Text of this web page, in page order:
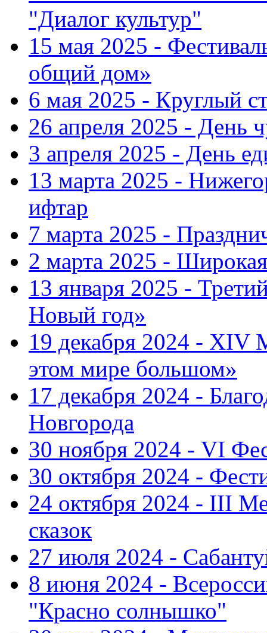
"Диалог культур"
15 мая 2025 -
общий дом»
6 мая 2025 - Круглый
26 апреля 2025 - День
3 апреля 2025 - День
13 марта 2025 -
ифтар
7 марта 2025 -
2 марта 2025 -
13 января 2025 -
Новый год»
19 декабря 2024 - XIV
этом мире большом»
17 декабря 2024 -
Новгорода
30 ноября 2024 - VI
30 октября 2024 -
24 октября 2024 - III
сказок
27 июля 2024 -
8 июня 2024 -
"Красно солнышко"